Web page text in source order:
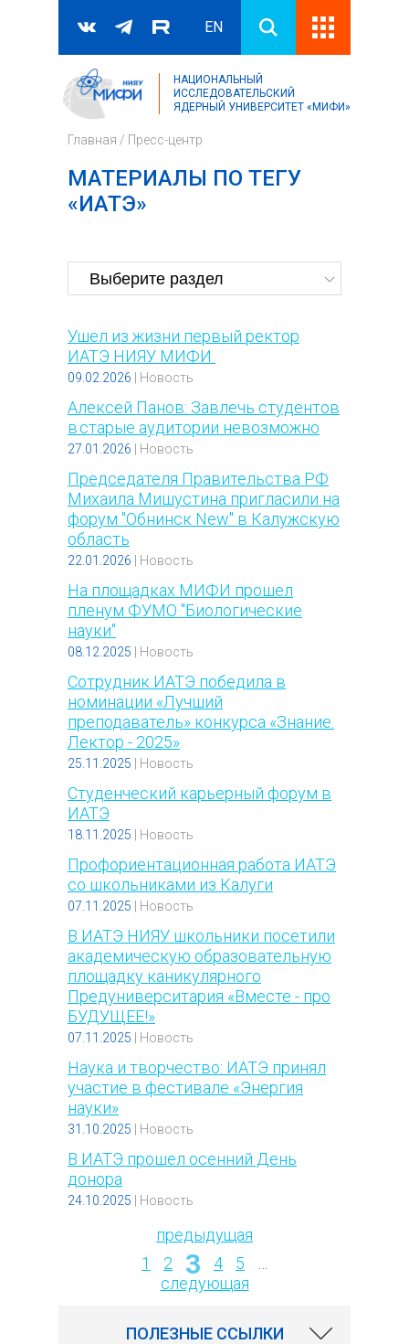
Форма поиска
Поиск
EN
НАЦИОНАЛЬНЫЙ
ИССЛЕДОВАТЕЛЬСКИЙ
ЯДЕРНЫЙ УНИВЕРСИТЕТ «МИФИ»
Главная / Пресс-центр
МАТЕРИАЛЫ ПО ТЕГУ
«ИАТЭ»
Ушел из жизни первый ректор
ИАТЭ НИЯУ МИФИ
09.02.2026 Новость
Алексей Панов: Завлечь студентов
в старые аудитории невозможно
27.01.2026 Новость
Председателя Правительства РФ
Михаила Мишустина пригласили на
форум "Обнинск New" в Калужскую
область
22.01.2026 Новость
На площадках МИФИ прошел
пленум ФУМО "Биологические
науки"
08.12.2025 Новость
Сотрудник ИАТЭ победила в
номинации «Лучший
преподаватель» конкурса «Знание.
Лектор - 2025»
25.11.2025 Новость
Студенческий карьерный форум в
ИАТЭ
18.11.2025 Новость
Профориентационная работа ИАТЭ
со школьниками из Калуги
07.11.2025 Новость
В ИАТЭ НИЯУ школьники посетили
академическую образовательную
площадку каникулярного
Предуниверситария «Вместе - про
БУДУЩЕЕ!»
07.11.2025 Новость
Наука и творчество: ИАТЭ принял
участие в фестивале «Энергия
науки»
31.10.2025 Новость
В ИАТЭ прошел осенний День
донора
24.10.2025 Новость
Страницы
предыдущая
1
2 3 4 5
следующая
ПОЛЕЗНЫЕ ССЫЛКИ